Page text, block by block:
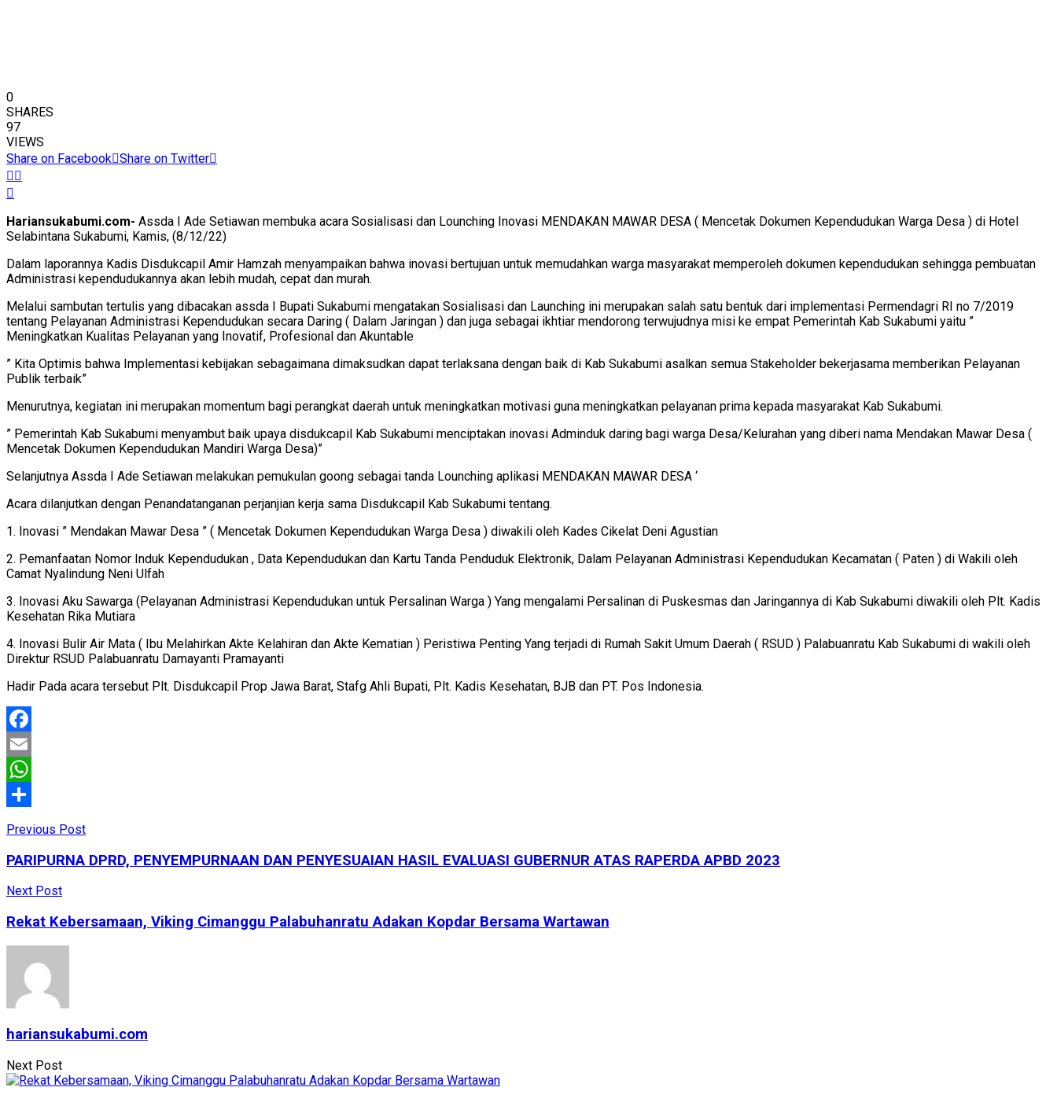
0
SHARES
97
VIEWS
Share on Facebook Share on Twitter
Hariansukabumi.com- Assda I Ade Setiawan membuka acara Sosialisasi dan Lounching Inovasi MENDAKAN MAWAR DESA ( Mencetak Dokumen Kependudukan Warga Desa ) di Hotel
Selabintana Sukabumi, Kamis, (8/12/22)
Dalam laporannya Kadis Disdukcapil Amir Hamzah menyampaikan bahwa inovasi bertujuan untuk memudahkan warga masyarakat memperoleh dokumen kependudukan sehingga pembuatan
Administrasi kependudukannya akan lebih mudah, cepat dan murah.
Melalui sambutan tertulis yang dibacakan assda I Bupati Sukabumi mengatakan Sosialisasi dan Launching ini merupakan salah satu bentuk dari implementasi Permendagri RI no 7/2019
tentang Pelayanan Administrasi Kependudukan secara Daring ( Dalam Jaringan ) dan juga sebagai ikhtiar mendorong terwujudnya misi ke empat Pemerintah Kab Sukabumi yaitu ”
Meningkatkan Kualitas Pelayanan yang Inovatif, Profesional dan Akuntable
” Kita Optimis bahwa Implementasi kebijakan sebagaimana dimaksudkan dapat terlaksana dengan baik di Kab Sukabumi asalkan semua Stakeholder bekerjasama memberikan Pelayanan
Publik terbaik”
Menurutnya, kegiatan ini merupakan momentum bagi perangkat daerah untuk meningkatkan motivasi guna meningkatkan pelayanan prima kepada masyarakat Kab Sukabumi.
” Pemerintah Kab Sukabumi menyambut baik upaya disdukcapil Kab Sukabumi menciptakan inovasi Adminduk daring bagi warga Desa/Kelurahan yang diberi nama Mendakan Mawar Desa (
Mencetak Dokumen Kependudukan Mandiri Warga Desa)”
Selanjutnya Assda I Ade Setiawan melakukan pemukulan goong sebagai tanda Lounching aplikasi MENDAKAN MAWAR DESA ‘
Acara dilanjutkan dengan Penandatanganan perjanjian kerja sama Disdukcapil Kab Sukabumi tentang.
1. Inovasi ” Mendakan Mawar Desa ” ( Mencetak Dokumen Kependudukan Warga Desa ) diwakili oleh Kades Cikelat Deni Agustian
2. Pemanfaatan Nomor Induk Kependudukan , Data Kependudukan dan Kartu Tanda Penduduk Elektronik, Dalam Pelayanan Administrasi Kependudukan Kecamatan ( Paten ) di Wakili oleh
Camat Nyalindung Neni Ulfah
3. Inovasi Aku Sawarga (Pelayanan Administrasi Kependudukan untuk Persalinan Warga ) Yang mengalami Persalinan di Puskesmas dan Jaringannya di Kab Sukabumi diwakili oleh Plt. Kadis
Kesehatan Rika Mutiara
4. Inovasi Bulir Air Mata ( Ibu Melahirkan Akte Kelahiran dan Akte Kematian ) Peristiwa Penting Yang terjadi di Rumah Sakit Umum Daerah ( RSUD ) Palabuanratu Kab Sukabumi di wakili oleh
Direktur RSUD Palabuanratu Damayanti Pramayanti
Hadir Pada acara tersebut Plt. Disdukcapil Prop Jawa Barat, Stafg Ahli Bupati, Plt. Kadis Kesehatan, BJB dan PT. Pos Indonesia.
Facebook
Email
WhatsApp
Previous Post
PARIPURNA DPRD, PENYEMPURNAAN DAN PENYESUAIAN HASIL EVALUASI GUBERNUR ATAS RAPERDA APBD 2023
Next Post
Rekat Kebersamaan, Viking Cimanggu Palabuhanratu Adakan Kopdar Bersama Wartawan
hariansukabumi.com
Next Post